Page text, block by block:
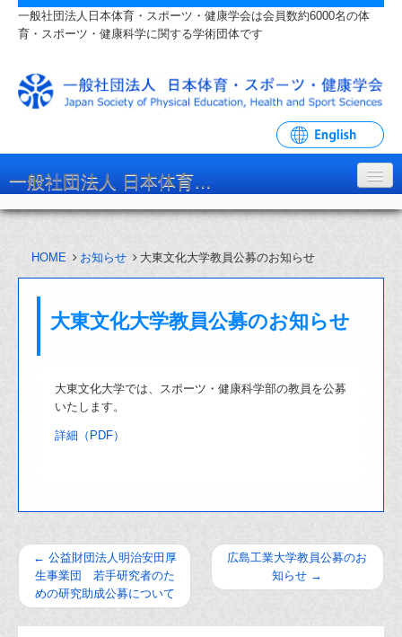
一般社団法人日本体育・スポーツ・健康学会は会員数約6000名の体
育・スポーツ・健康科学に関する学術団体です
一般社団法人 日本体育・スポーツ・健康学会
入会・各種手続
学会大会・研究会
HOME お知らせ 大東文化大学教員公募のお知らせ
大東文化大学教員公募のお知らせ
大東文化大学では、スポーツ・健康科学部の教員を公募
いたします。
詳細（PDF）
← 公益財団法人明治安田厚
生事業団 若手研究者のた
めの研究助成公募について
広島工業大学教員公募のお
知らせ →